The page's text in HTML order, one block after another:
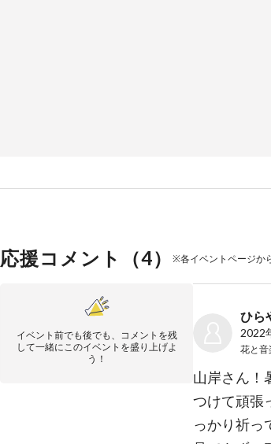
応援コメント（4） ※各イベントページか
イベント前でも後でも、コメントを残
して一緒にこのイベントを盛り上げよ
う！
ひら
2022
花と音
山岸さん！
つけて頑張
っかり祈っ